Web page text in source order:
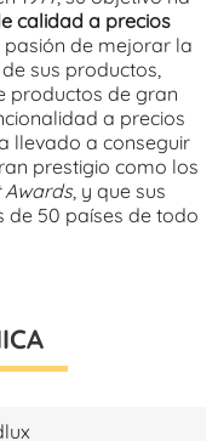
calidad a precios
de mejorar la
sus productos,
productos de gran
a precios
llevado a conseguir
prestigio como los
Awards, y que sus
de 50 países de todo